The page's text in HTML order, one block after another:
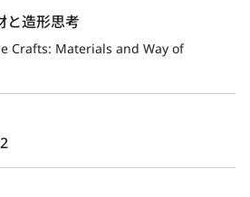
と造形思考
Crafts: Materials and Way of